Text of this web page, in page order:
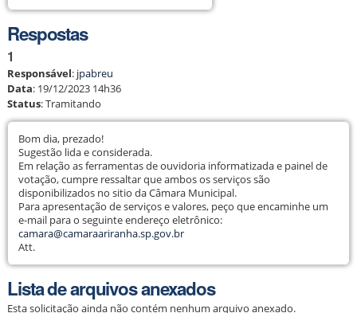
Respostas
1
Responsável: jpabreu
Data: 19/12/2023 14h36
Status:Tramitando
Bom dia, prezado!
Sugestão lida e considerada.
Em relação as ferramentas de ouvidoria informatizada e painel de
votação, cumpre ressaltar que ambos os serviços são
disponibilizados no sitio da Câmara Municipal.
Para apresentação de serviços e valores, peço que encaminhe um
e-mail para o seguinte endereço eletrônico:
camara@camaraariranha.sp.gov.br
Att.
Lista de arquivos anexados
Esta solicitação ainda não contém nenhum arquivo anexado.